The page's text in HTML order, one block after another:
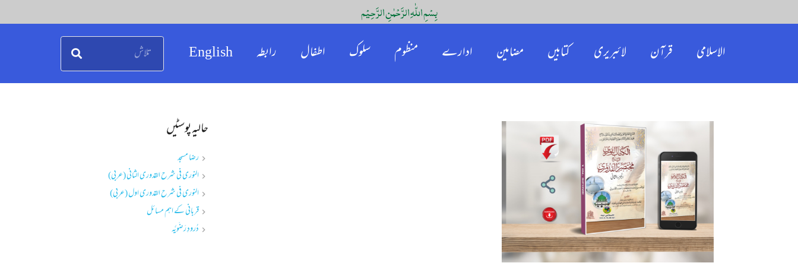
بِسْمِ اللّٰہِ الرَّحْمٰنِ الرَّحِیْم
الاسلامی
قرآن لائبریری کتابیں مضامین ادارے منظوم سلوک اطفال رابطہ English
حالیہ پوسٹیں
رضا مسجد
النوری فی شرح القدوری الثانی (عربی)
النوری فی شرح القدوری اول (عربی)
قربانی کے اہم مسائل
دُرودِ رَضَویَّہ